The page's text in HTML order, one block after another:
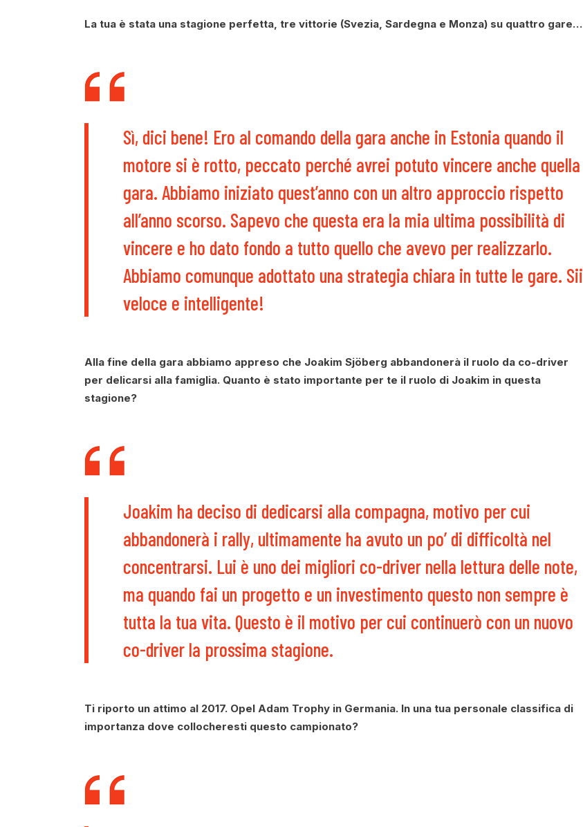
La tua è stata una stagione perfetta, tre vittorie (Svezia, Sardegna e Monza) su quattro gare…
Sì, dici bene! Ero al comando della gara anche in Estonia quando il
motore si è rotto, peccato perché avrei potuto vincere anche quella
gara. Abbiamo iniziato quest’anno con un altro approccio rispetto
all’anno scorso. Sapevo che questa era la mia ultima possibilità di
vincere e ho dato fondo a tutto quello che avevo per realizzarlo.
Abbiamo comunque adottato una strategia chiara in tutte le gare. Sii
veloce e intelligente!
Alla fine della gara abbiamo appreso che Joakim Sjöberg abbandonerà il ruolo da co-driver
per delicarsi alla famiglia. Quanto è stato importante per te il ruolo di Joakim in questa
stagione?
Joakim ha deciso di dedicarsi alla compagna, motivo per cui
abbandonerà i rally, ultimamente ha avuto un po’ di difficoltà nel
concentrarsi. Lui è uno dei migliori co-driver nella lettura delle note,
ma quando fai un progetto e un investimento questo non sempre è
tutta la tua vita. Questo è il motivo per cui continuerò con un nuovo
co-driver la prossima stagione.
Ti riporto un attimo al 2017. Opel Adam Trophy in Germania. In una tua personale classifica di
importanza dove collocheresti questo campionato?